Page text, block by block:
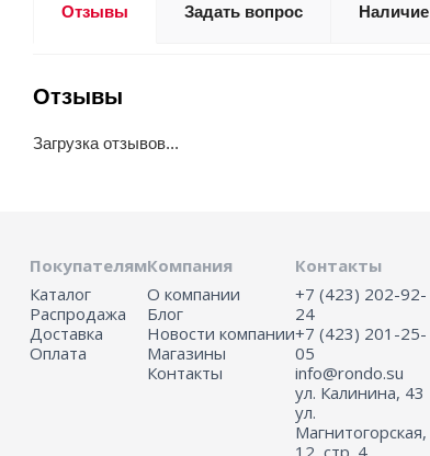
Отзывы Задать вопрос Наличие
Отзывы
Загрузка отзывов...
Покупателям
Каталог
Распродажа
Доставка
Оплата
Компания
О компании
Блог
Новости компании
Магазины
Контакты
Контакты
+7 (423) 202-92-
24
+7 (423) 201-25-
05
info@rondo.su
ул. Калинина, 43
ул.
Магнитогорская,
12, стр. 4